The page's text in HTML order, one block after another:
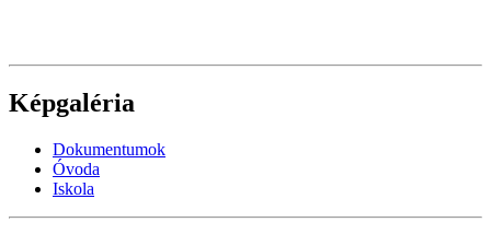
Képgaléria
Dokumentumok
Óvoda
Iskola